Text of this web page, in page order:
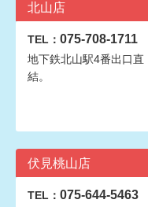
北山店
TEL： 075-708-1711
地下鉄北山駅4番出口直
結。
伏見桃山店
TEL： 075-644-5463